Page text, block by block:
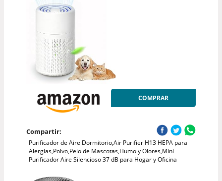
COMPRAR
Compartir:
Purificador de Aire Dormitorio,Air Purifier H13 HEPA para
Alergias,Polvo,Pelo de Mascotas,Humo y Olores,Mini
Purificador Aire Silencioso 37 dB para Hogar y Oficina